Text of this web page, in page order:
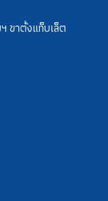
ขาตั้งแท็บเล็ต